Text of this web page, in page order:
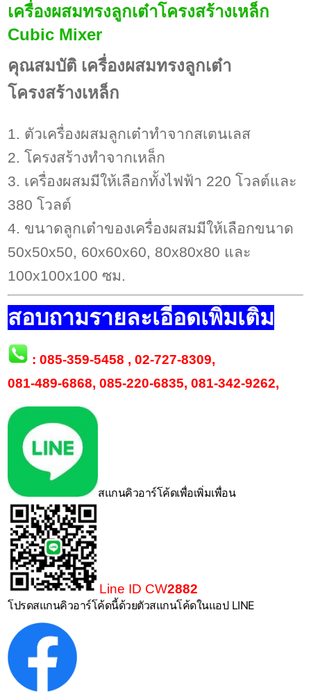
เครื่องผสมทรงลูกเต๋าโครงสร้างเหล็ก
Cubic Mixer
คุณสมบัติ เครื่องผสมทรงลูกเต๋า
โครงสร้างเหล็ก
1. ตัวเครื่องผสมลูกเต๋าทำจากสเตนเลส
2. โครงสร้างทำจากเหล็ก
3. เครื่องผสมมีให้เลือกทั้งไฟฟ้า 220 โวลต์และ
380 โวลต์
4. ขนาดลูกเต๋าของเครื่องผสมมีให้เลือกขนาด
50x50x50, 60x60x60, 80x80x80 และ
100x100x100 ซม.
สอบถามรายละเอีอดเพิ่มเติม
:085-359-5458 ,02-727-8309,
081-489-6868, 085-220-6835,081-342-9262,
สแกนคิวอาร์โค้ดเพื่อเพิ่มเพื่อน
Line ID CW2882
โปรดสแกนคิวอาร์โค้ดนี้ด้วยตัวสแกนโค้ดในแอป LINE